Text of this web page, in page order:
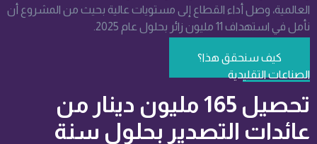
العالمية، وصل أداء القطاع إلى مستويات عالية بحيث من المشروع أن
نأمل في استهداف 11 مليون زائر بحلول عام 2025.
كيف سنحقق هذا؟
الصناعات التقليدية
تحصيل 165 مليون دينار من
عائدات التصدير بحلول سنة